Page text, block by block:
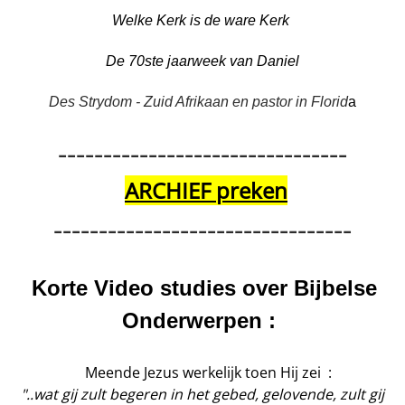
Welke Kerk is de ware Kerk
De 70ste jaarweek van Daniel
Des Strydom - Zuid Afrikaan en pastor in Florida
--------------------------------
ARCHIEF preken
---------------------------------
Korte Video studies over Bijbelse
Onderwerpen :
Meende Jezus werkelijk toen Hij zei :
"..wat gij zult begeren in het gebed, gelovende,zult gij